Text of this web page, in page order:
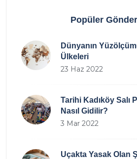
Popüler
Dünyanın
Ülkeleri
23 Haz 2022
Tarihi Kadıköy Salı
Nasıl Gidilir?
3 Mar 2022
Uçakta Yasak Olan